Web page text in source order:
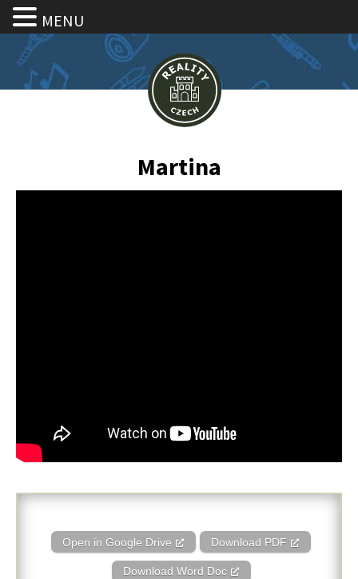
Martina
Open in Google Drive Download PDF
Download Word Doc
MENU